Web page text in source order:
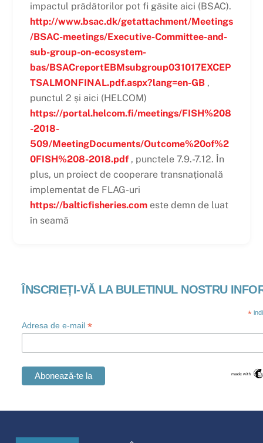
impactul prădătorilor pot fi găsite aici (BSAC).
http://www.bsac.dk/getattachment/Meetings
/BSAC-meetings/Executive-Committee-and-
sub-group-on-ecosystem-
bas/BSACreportEBMsubgroup031017EXCEP
TSALMONFINAL.pdf.aspx?lang=en-GB,
punctul 2 și aici (HELCOM)
https://portal.helcom.fi/meetings/FISH%208
-2018-
509/MeetingDocuments/Outcome%20of%2
0FISH%208-2018.pdf, punctele 7.9.-7.12. În
plus, un proiect de cooperare transnațională
implementat de FLAG-uri
https://balticfisheries.comeste demn de luat
în seamă
ÎNSCRIEȚI-VĂ LA BULETINUL NOSTRU
*
Adresa de e-mail*
Swedish